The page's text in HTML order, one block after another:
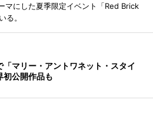
マにした夏季限定イベント「Red Brick
る。
「マリー・アントワネット・スタイ
公開作品も